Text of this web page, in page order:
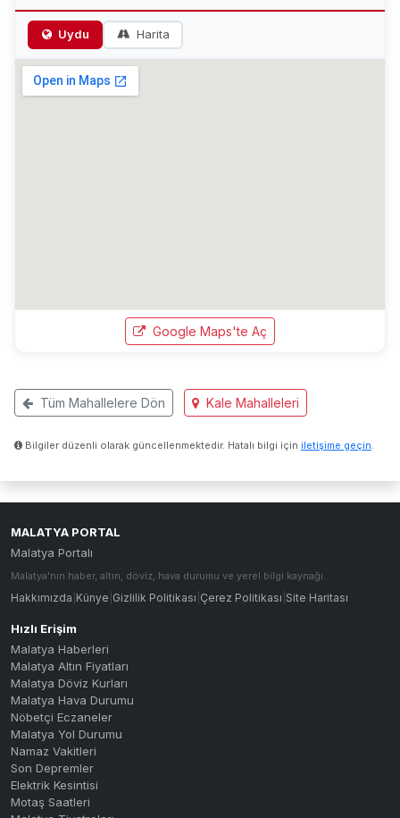
Uydu Harita
Google Maps'te Aç
Tüm Mahallelere Dön Kale Mahalleleri
Bilgiler düzenli olarak güncellenmektedir. Hatalı bilgi için iletişime geçin
MALATYA PORTAL
Malatya Portalı
Malatya'nın haber, altın, döviz, hava durumu ve yerel bilgi kaynağı.
Hakkımızda Künye Gizlilik Politikası Çerez Politikası Site Haritası
Hızlı Erişim
Malatya Haberleri
Malatya Altın Fiyatları
Malatya Döviz Kurları
Malatya Hava Durumu
Nöbetçi Eczaneler
Malatya Yol Durumu
Namaz Vakitleri
Son Depremler
Elektrik Kesintisi
Motaş Saatleri